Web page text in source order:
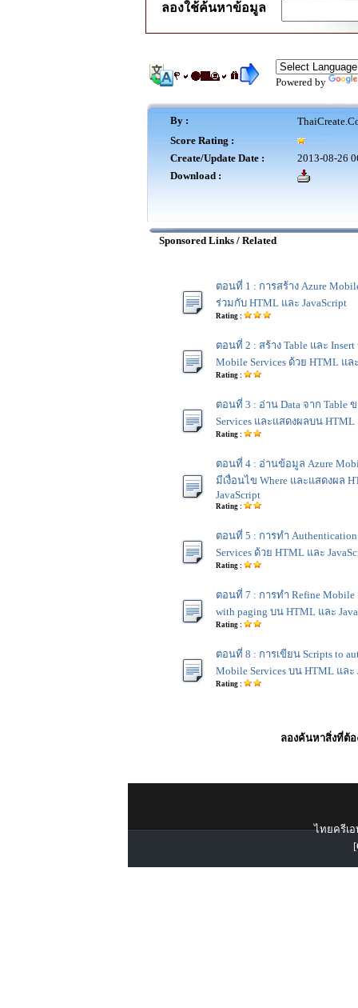
ลองใช้ค้นหาข้อมูล
Powered by
By :
Score Rating :
Create/Update Date :
2013-08-26
Download :
Sponsored Links / Related
ตอนที่ 1 : การสร้าง Azure
ร่วมกับ HTML และ JavaScript
Rating :
ตอนที่ 2 : สร้าง Table และ
Mobile Services ด้วย HTML แล
Rating :
ตอนที่ 3 : อ่าน Data จาก Table
Services และแสดงผลบน HTML
Rating :
ตอนที่ 4 : อ่านข้อมูล Azure
มีเงื่อนไข Where และแสดงผล
JavaScript
Rating :
ตอนที่ 5 : การทำ
Services ด้วย HTML และ
Rating :
ตอนที่ 7 : การทำ Refine Mobile
with paging บน HTML และ
Rating :
ตอนที่ 8 : การเขียน Scripts to
Mobile Services บน HTML และ
Rating :
ลองค้นหาสิ่งที่ต้อ
ไทยครีเอ
[